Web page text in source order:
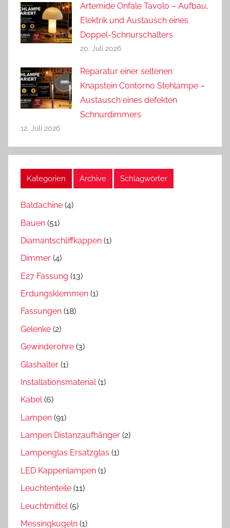
Artemide Onfale Tavolo – Aufbau,
Elektrik und Austausch eines
Doppel-Schnurschalters
20. Juli 2026
Reparatur einer seltenen
Knapstein Contorno Stehlampe –
Austausch eines defekten
Schnurdimmers
12. Juli 2026
Kategorien Archive Schlagwörter
Baldachine (4)
Bauen (51)
Diamantschliffkappen (1)
Dimmer (4)
E27 Fassung (13)
Erdungsklemmen (1)
Fassungen (18)
Gelenke (2)
Gewinderohre (3)
Glashalter (1)
Installationsmaterial(1)
Kabel(6)
Lampen (91)
Lampen Distanzaufhänger (2)
Lampenglas Ersatzglas (1)
LED Kappenlampen (1)
Leuchtenteile (11)
Leuchtmittel (5)
Messingkugeln (1)